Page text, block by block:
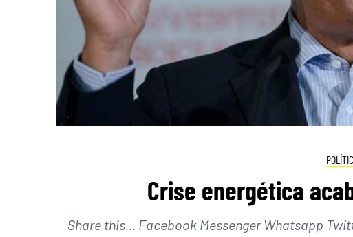
Crise energética
Share this… Facebook Messenger Whatsapp